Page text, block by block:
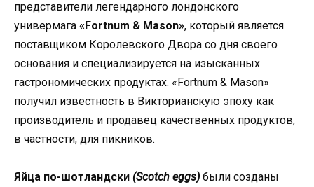
представители легендарного лондонского
универмага «Fortnum & Mason», который является
поставщиком Королевского Двора со дня своего
основания и специализируется на изысканных
гастрономических продуктах. «Fortnum & Mason»
получил известность в Викторианскую эпоху как
производитель и продавец качественных продуктов,
в частности, для пикников.
Яйца по-шотландски (Scotch eggs) были созданы